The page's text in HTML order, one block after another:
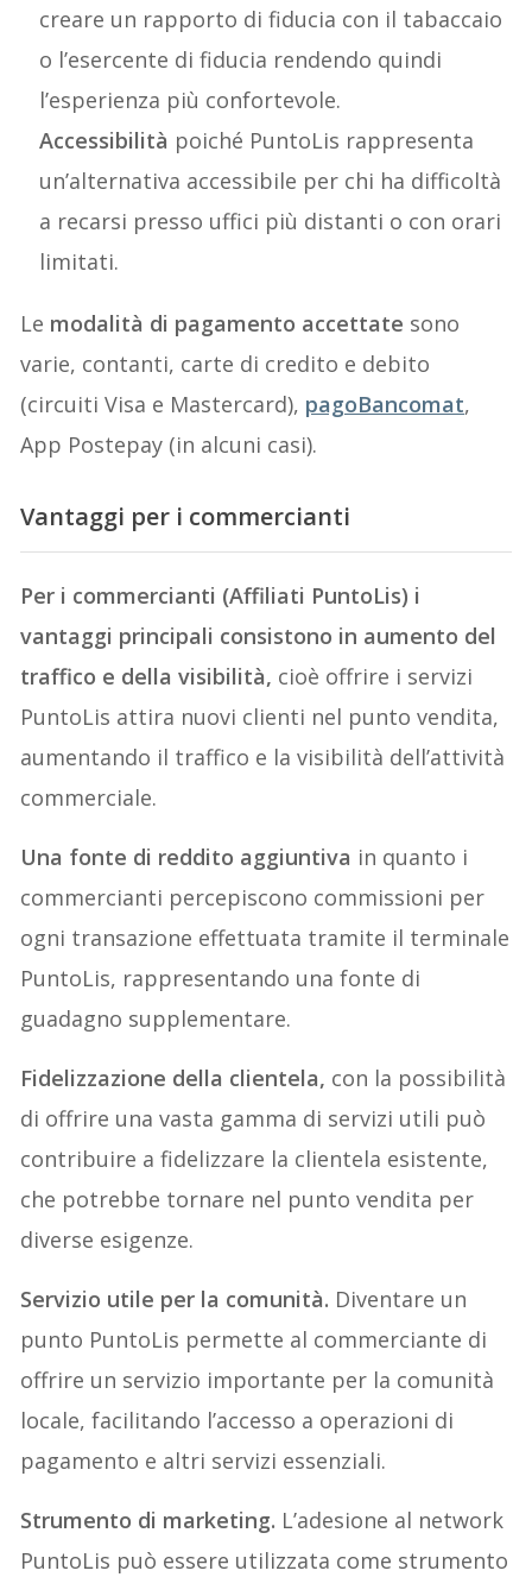
creare un rapporto di fiducia con il tabaccaio
o l’esercente di fiducia rendendo quindi
l’esperienza più confortevole.
Accessibilità poiché PuntoLis rappresenta
un’alternativa accessibile per chi ha difficoltà
a recarsi presso uffici più distanti o con orari
limitati.
Le modalità di pagamento accettate sono
varie, contanti, carte di credito e debito
(circuiti Visa e Mastercard), pagoBancomat,
App Postepay (in alcuni casi).
Vantaggi per i commercianti
Per i commercianti (Affiliati PuntoLis) i
vantaggi principali consistono in aumento del
traffico e della visibilità, cioè offrire i servizi
PuntoLis attira nuovi clienti nel punto vendita,
aumentando il traffico e la visibilità dell’attività
commerciale.
Una fonte di reddito aggiuntiva in quanto i
commercianti percepiscono commissioni per
ogni transazione effettuata tramite il terminale
PuntoLis, rappresentando una fonte di
guadagno supplementare.
Fidelizzazione della clientela, con la possibilità
di offrire una vasta gamma di servizi utili può
contribuire a fidelizzare la clientela esistente,
che potrebbe tornare nel punto vendita per
diverse esigenze.
Servizio utile per la comunità. Diventare un
punto PuntoLis permette al commerciante di
offrire un servizio importante per la comunità
locale, facilitando l’accesso a operazioni di
pagamento e altri servizi essenziali.
Strumento di marketing. L’adesione al network
PuntoLis può essere utilizzata come strumento